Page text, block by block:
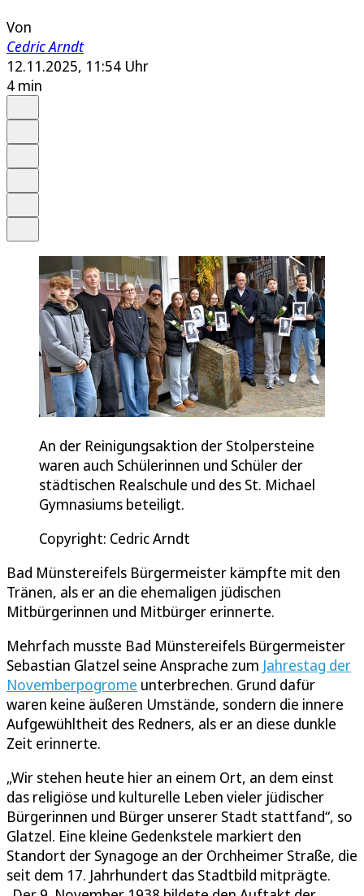
Von
Cedric Arndt
12.11.2025, 11:54 Uhr
4 min
An der Reinigungsaktion der Stolpersteine
waren auch Schülerinnen und Schüler der
städtischen Realschule und des St. Michael
Gymnasiums beteiligt.
Copyright: Cedric Arndt
Bad Münstereifels Bürgermeister kämpfte mit den
Tränen, als er an die ehemaligen jüdischen
Mitbürgerinnen und Mitbürger erinnerte.
Mehrfach musste Bad Münstereifels Bürgermeister
Sebastian Glatzel seine Ansprache zum Jahrestag der
Novemberpogrome unterbrechen. Grund dafür
waren keine äußeren Umstände, sondern die innere
Aufgewühltheit des Redners, als er an diese dunkle
Zeit erinnerte.
„Wir stehen heute hier an einem Ort, an dem einst
das religiöse und kulturelle Leben vieler jüdischer
Bürgerinnen und Bürger unserer Stadt stattfand“, so
Glatzel. Eine kleine Gedenkstele markiert den
Standort der Synagoge an der Orchheimer Straße, die
seit dem 17. Jahrhundert das Stadtbild mitprägte.